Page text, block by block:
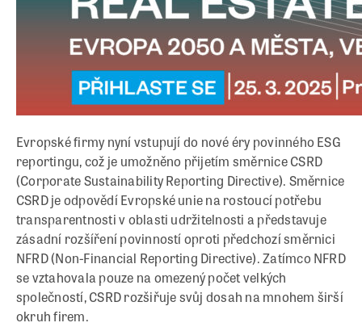
Evropské firmy nyní vstupují do nové éry povinného ESG
reportingu, což je umožněno přijetím směrnice CSRD
(Corporate Sustainability Reporting Directive). Směrnice
CSRD je odpovědí Evropské unie na rostoucí potřebu
transparentnosti v oblasti udržitelnosti a představuje
zásadní rozšíření povinností oproti předchozí směrnici
NFRD (Non-Financial Reporting Directive). Zatímco NFRD
se vztahovala pouze na omezený počet velkých
společností, CSRD rozšiřuje svůj dosah na mnohem širší
okruh firem.